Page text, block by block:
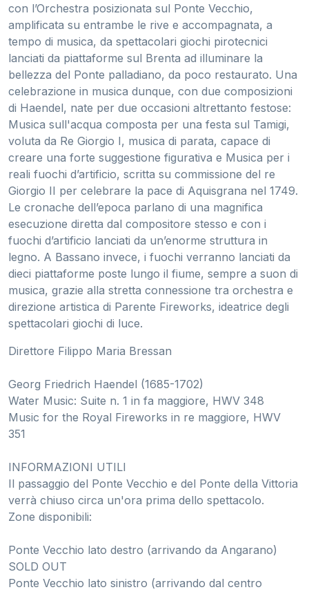
con l’Orchestra posizionata sul Ponte Vecchio,
amplificata su entrambe le rive e accompagnata, a
tempo di musica, da spettacolari giochi pirotecnici
lanciati da piattaforme sul Brenta ad illuminare la
bellezza del Ponte palladiano, da poco restaurato. Una
celebrazione in musica dunque, con due composizioni
di Haendel, nate per due occasioni altrettanto festose:
Musica sull'acqua composta per una festa sul Tamigi,
voluta da Re Giorgio I, musica di parata, capace di
creare una forte suggestione figurativa e Musica per i
reali fuochi d’artificio, scritta su commissione del re
Giorgio II per celebrare la pace di Aquisgrana nel 1749.
Le cronache dell’epoca parlano di una magnifica
esecuzione diretta dal compositore stesso e con i
fuochi d’artificio lanciati da un’enorme struttura in
legno. A Bassano invece, i fuochi verranno lanciati da
dieci piattaforme poste lungo il fiume, sempre a suon di
musica, grazie alla stretta connessione tra orchestra e
direzione artistica di Parente Fireworks, ideatrice degli
spettacolari giochi di luce.
Direttore Filippo Maria Bressan
Georg Friedrich Haendel (1685-1702)
Water Music: Suite n. 1 in fa maggiore, HWV 348
Music for the Royal Fireworks in re maggiore, HWV
351
INFORMAZIONI UTILI
Il passaggio del Ponte Vecchio e del Ponte della Vittoria
verrà chiuso circa un'ora prima dello spettacolo.
Zone disponibili:
Ponte Vecchio lato destro (arrivando da Angarano)
SOLD OUT
Ponte Vecchio lato sinistro (arrivando dal centro